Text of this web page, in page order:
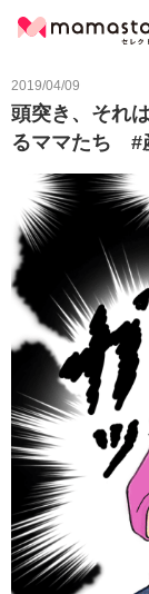
2019/04/09
頭突き、それ
るママたち #